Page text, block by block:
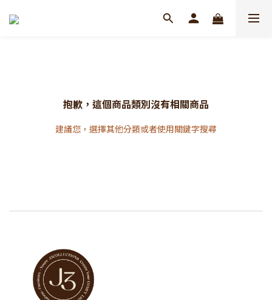
抱歉，這個商品類別沒有相關商品
建議您，選擇其他分類或者使用關鍵字搜尋